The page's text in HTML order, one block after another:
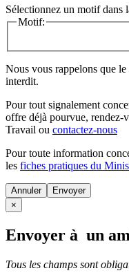
Sélectionnez un motif dans
Motif:
Nous vous rappelons que
interdit.
Pour tout signalement
offre déjà pourvue, rendez-
Travail ou contactez-nous
Pour toute information
les fiches pratiques du
Annuler
×
Envoyer à un
Tous les champs sont